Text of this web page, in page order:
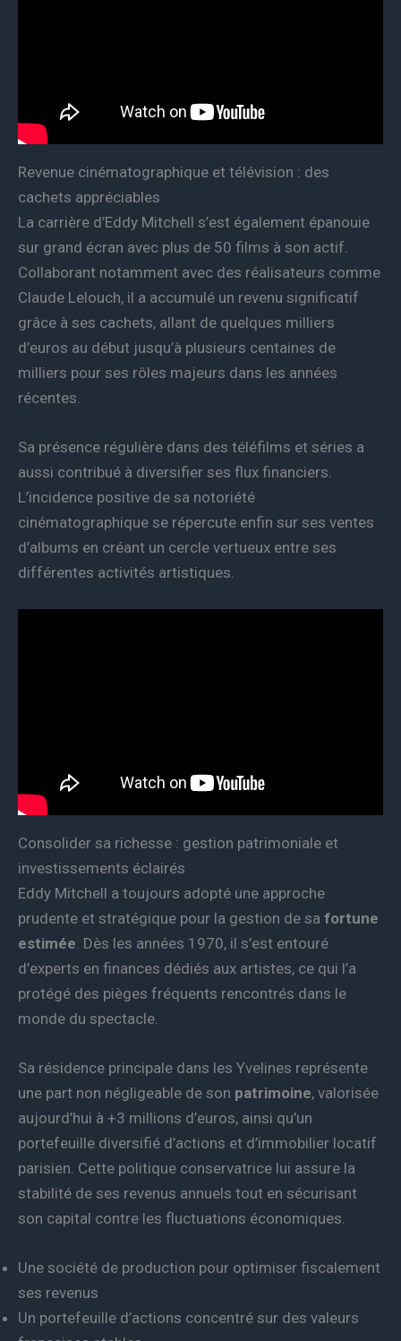
Revenue cinématographique et télévision : des
cachets appréciables
La carrière d’Eddy Mitchell s’est également épanouie
sur grand écran avec plus de 50 films à son actif.
Collaborant notamment avec des réalisateurs comme
Claude Lelouch, il a accumulé un revenu significatif
grâce à ses cachets, allant de quelques milliers
d’euros au début jusqu’à plusieurs centaines de
milliers pour ses rôles majeurs dans les années
récentes.
Sa présence régulière dans des téléfilms et séries a
aussi contribué à diversifier ses flux financiers.
L’incidence positive de sa notoriété
cinématographique se répercute enfin sur ses ventes
d’albums en créant un cercle vertueux entre ses
différentes activités artistiques.
Consolider sa richesse : gestion patrimoniale et
investissements éclairés
Eddy Mitchell a toujours adopté une approche
prudente et stratégique pour la gestion de sa fortune
estimée . Dès les années 1970, il s’est entouré
d’experts en finances dédiés aux artistes, ce qui l’a
protégé des pièges fréquents rencontrés dans le
monde du spectacle.
Sa résidence principale dans les Yvelines représente
une part non négligeable de son patrimoine, valorisée
aujourd’hui à +3 millions d’euros, ainsi qu’un
portefeuille diversifié d’actions et d’immobilier locatif
parisien. Cette politique conservatrice lui assure la
stabilité de ses revenus annuels tout en sécurisant
son capital contre les fluctuations économiques.
Une société de production pour optimiser fiscalement
ses revenus
Un portefeuille d’actions concentré sur des valeurs